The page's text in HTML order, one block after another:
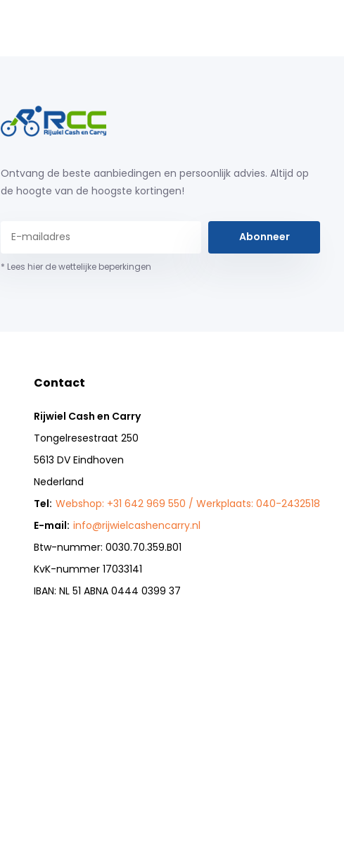
Ontvang de beste aanbiedingen en persoonlijk advies. Altijd op
de hoogte van de hoogste kortingen!
Abonneer
* Lees hier de wettelijke beperkingen
Contact
Rijwiel Cash en Carry
Tongelresestraat 250
5613 DV Eindhoven
Nederland
Tel: Webshop: +31 642 969 550 / Werkplaats: 040-2432518
E-mail: info@rijwielcashencarry.nl
Btw-nummer: 0030.70.359.B01
KvK-nummer 17033141
IBAN: NL 51 ABNA 0444 0399 37